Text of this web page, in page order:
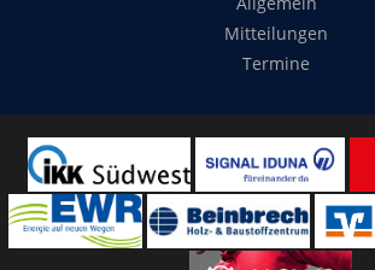
Mitteilungen
Termine
© 2014-2022 Classymade GmbH. Alle Rechte